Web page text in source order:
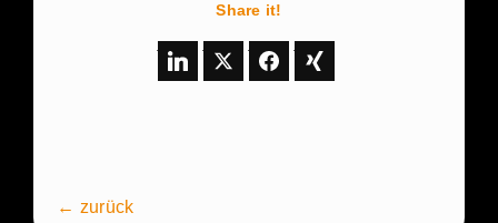
Share it!
← zurück